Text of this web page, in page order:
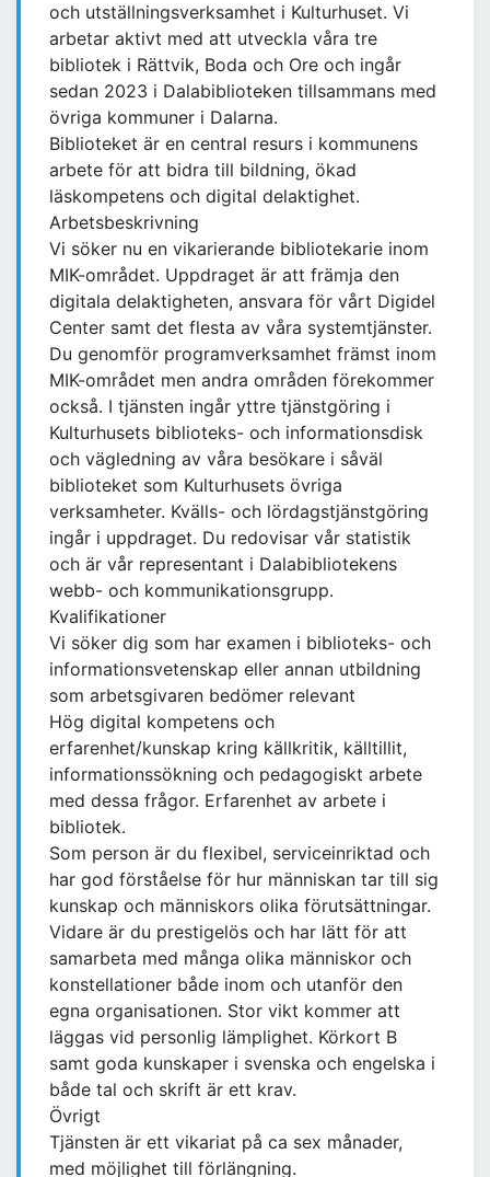
och utställningsverksamhet i Kulturhuset. Vi
arbetar aktivt med att utveckla våra tre
bibliotek i Rättvik, Boda och Ore och ingår
sedan 2023 i Dalabiblioteken tillsammans med
övriga kommuner i Dalarna.
Biblioteket är en central resurs i kommunens
arbete för att bidra till bildning, ökad
läskompetens och digital delaktighet.
Arbetsbeskrivning
Vi söker nu en vikarierande bibliotekarie inom
MIK-området. Uppdraget är att främja den
digitala delaktigheten, ansvara för vårt Digidel
Center samt det flesta av våra systemtjänster.
Du genomför programverksamhet främst inom
MIK-området men andra områden förekommer
också. I tjänsten ingår yttre tjänstgöring i
Kulturhusets biblioteks- och informationsdisk
och vägledning av våra besökare i såväl
biblioteket som Kulturhusets övriga
verksamheter. Kvälls- och lördagstjänstgöring
ingår i uppdraget. Du redovisar vår statistik
och är vår representant i Dalabibliotekens
webb- och kommunikationsgrupp.
Kvalifikationer
Vi söker dig som har examen i biblioteks- och
informationsvetenskap eller annan utbildning
som arbetsgivaren bedömer relevant
Hög digital kompetens och
erfarenhet/kunskap kring källkritik, källtillit,
informationssökning och pedagogiskt arbete
med dessa frågor. Erfarenhet av arbete i
bibliotek.
Som person är du flexibel, serviceinriktad och
har god förståelse för hur människan tar till sig
kunskap och människors olika förutsättningar.
Vidare är du prestigelös och har lätt för att
samarbeta med många olika människor och
konstellationer både inom och utanför den
egna organisationen. Stor vikt kommer att
läggas vid personlig lämplighet. Körkort B
samt goda kunskaper i svenska och engelska i
både tal och skrift är ett krav.
Övrigt
Tjänsten är ett vikariat på ca sex månader,
med möjlighet till förlängning.